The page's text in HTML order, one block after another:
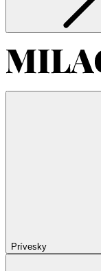
Prívesky